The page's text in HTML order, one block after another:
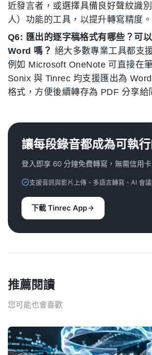
近發言者，或選擇具備良好聲紋識
人）功能的工具，以提升轉寫精度。
Q6: 匯出的逐字稿格式有哪些？可
Word 嗎？ 絕大多數專業工具都支
例如 Microsoft OneNote 可直接在
Sonix 與 Tinrec 均支援匯出為
格式，方便後續轉存為 PDF 分享給
讓每段錄音都成為可執
登入即享 60 分鐘免費轉寫，無需信用卡
支援音訊與影片上傳、多語言轉寫、AI 會
下載 Tinrec App
推薦閱讀
您可能也會喜歡